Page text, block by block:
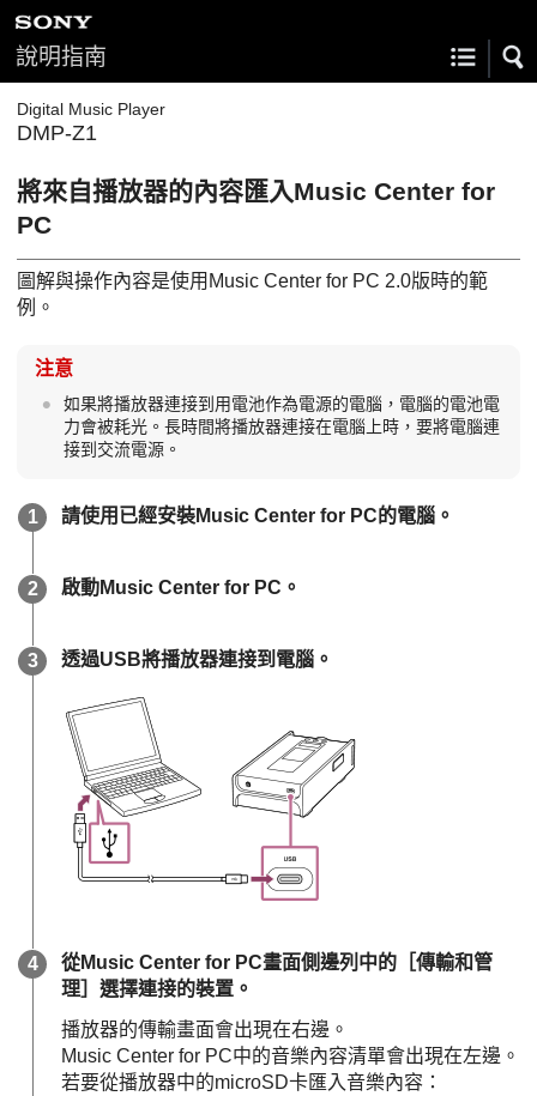
說明指南
Digital Music Player
DMP-Z1
將來自播放器的內容匯入Music Center for
PC
圖解與操作內容是使用Music Center for PC 2.0版時的範
例。
注意
如果將播放器連接到用電池作為電源的電腦，電腦的電池電
力會被耗光。長時間將播放器連接在電腦上時，要將電腦連
接到交流電源。
請使用已經安裝Music Center for PC的電腦。
啟動Music Center for PC。
透過USB將播放器連接到電腦。
從Music Center for PC畫面側邊列中的［傳輸和管
理］選擇連接的裝置。
播放器的傳輸畫面會出現在右邊。
Music Center for PC中的音樂內容清單會出現在左邊。
若要從播放器中的microSD卡匯入音樂內容：